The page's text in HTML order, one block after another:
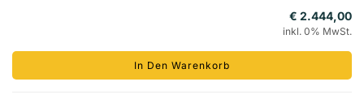
€ 2.444,00
inkl. 0% MwSt.
In Den Warenkorb